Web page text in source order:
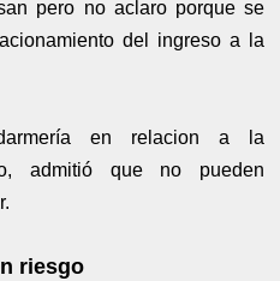
pero no aclaro porque se
del ingreso a la
en relacion a la
admitió que no pueden
riesgo